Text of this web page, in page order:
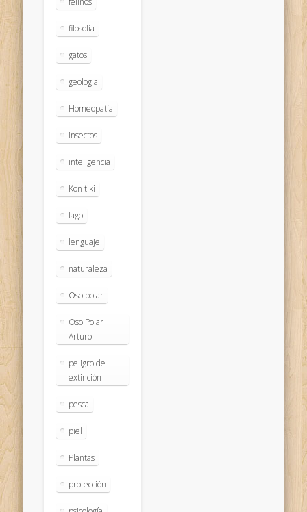
filosofía
gatos
geologia
Homeopatía
insectos
inteligencia
Kon tiki
lago
lenguaje
naturaleza
Oso polar
Oso Polar
Arturo
peligro de
extinción
pesca
piel
Plantas
protección